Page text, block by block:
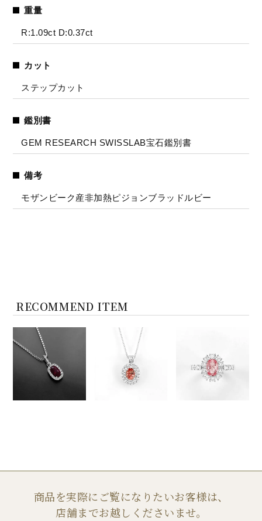
重量
R:1.09ct D:0.37ct
カット
ステップカット
鑑別書
GEM RESEARCH SWISSLAB宝石鑑別書
備考
モザンビーク産非加熱ピジョンブラッドルビー
RECOMMEND ITEM
商品を実際にご覧になりたいお客様は、
店舗までお越しくださいませ。